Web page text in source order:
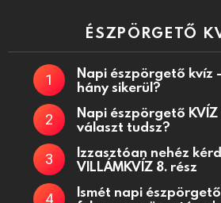
ÉSZPÖRGETŐ
Napi észpörgető kvíz
hány sikerül?
Napi észpörgető KVÍZ
választ tudsz?
Izzasztóan nehéz
VILLÁMKVÍZ 8. rész
Ismét napi észpörgető